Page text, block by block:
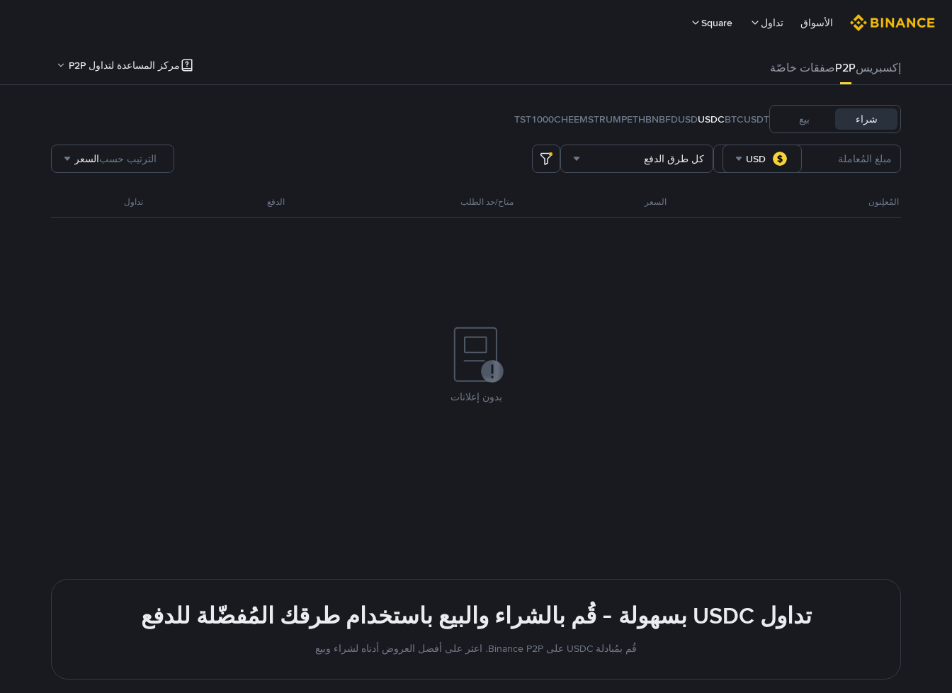
الأسواق تداول Square
إكسبريسP2Pصفقات خاصّة مركز المساعدة لتداول P2P
شراء بيع USDT
BTC
USDC
FDUSD
BNB
ETH
TRUMP
1000CHEEMS
TST
USD كل طرق الدفع الترتيب حسبالسعر
المُعلِنون السعر متاح/حد الطلب الدفع تداول
بدون إعلانات
تداول USDC بسهولة - قُم بالشراء والبيع باستخدام طرقك المُفضّلة للدفع
قُم بمُبادلة USDC على Binance P2P. اعثر على أفضل العروض أدناه لشراء وبيع